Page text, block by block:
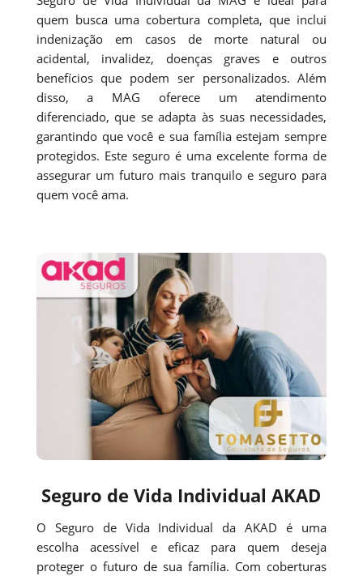
quem busca uma cobertura completa, que inclui
indenização em casos de morte natural ou
acidental, invalidez, doenças graves e outros
benefícios que podem ser personalizados. Além
disso, a MAG oferece um atendimento
diferenciado, que se adapta às suas necessidades,
garantindo que você e sua família estejam sempre
protegidos. Este seguro é uma excelente forma de
assegurar um futuro mais tranquilo e seguro para
quem você ama.
Seguro de Vida Individual AKAD
O Seguro de Vida Individual da AKAD é uma
escolha acessível e eficaz para quem deseja
proteger o futuro de sua família. Com coberturas